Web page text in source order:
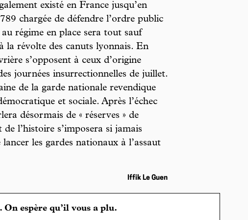
existé en France jusqu’en
chargée de défendre l’ordre public
régime en place sera tout sauf
la révolte des canuts lyonnais. En
s’opposent à ceux d’origine
journées insurrectionnelles de juillet.
de la garde nationale revendique
et sociale. Après l’échec
désormais de « réserves » de
l’histoire s’imposera si jamais
les gardes nationaux à l’assaut
Iffik Le Guen
espère qu’il vous a plu.